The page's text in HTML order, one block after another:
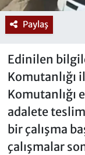
Paylaş
Edinilen
Komutanlığı
Komutanlığı
adalete
bir çalışma
çalışmalar